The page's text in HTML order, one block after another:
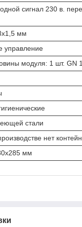
сигнал 230 в.
мм
управление
модуля: 1 шт. GN
стали
нет
мм